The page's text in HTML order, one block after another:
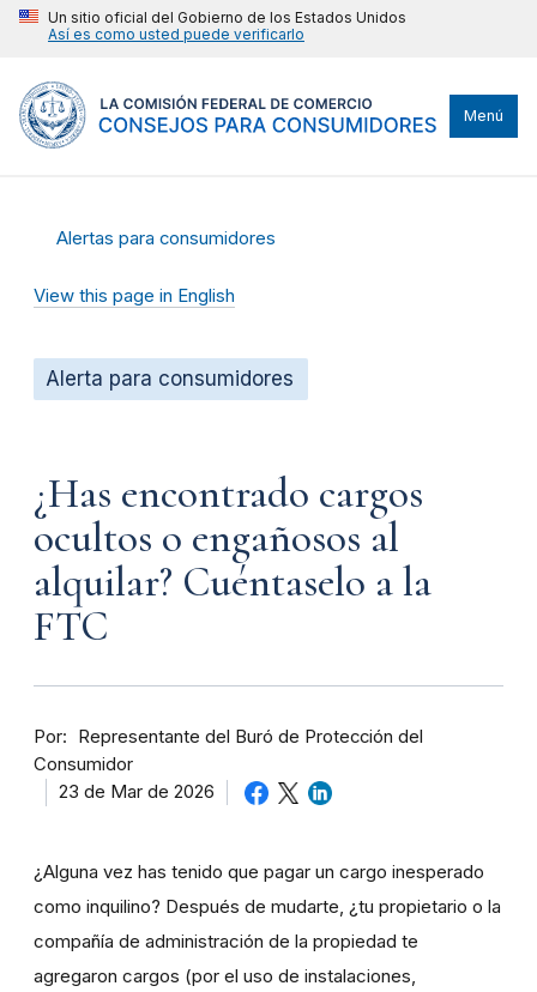
Un sitio oficial del Gobierno de los Estados Unidos
Así es como usted puede verificarlo
Menú
Alertas para consumidores
View this page in English
Alerta para consumidores
¿Has encontrado cargos
ocultos o engañosos al
alquilar? Cuéntaselo a la
FTC
Por
Representante del Buró de Protección del
Consumidor
23 de Mar de 2026
¿Alguna vez has tenido que pagar un cargo inesperado
como inquilino? Después de mudarte, ¿tu propietario o la
compañía de administración de la propiedad te
agregaron cargos (por el uso de instalaciones,